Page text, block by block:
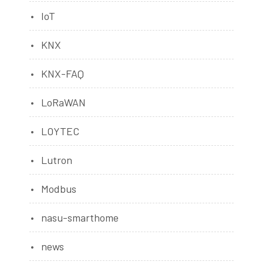
IoT
KNX
KNX-FAQ
LoRaWAN
LOYTEC
Lutron
Modbus
nasu-smarthome
news